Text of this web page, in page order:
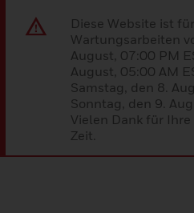
Diese Website ist
Wartungsarbeiten
August, 07:00 PM
August, 05:00 AM
Samstag, den 8.
Sonntag, den 9.
Vielen Dank für
Zeit.